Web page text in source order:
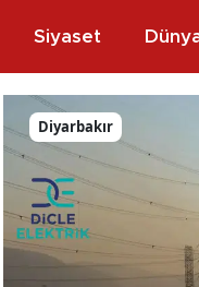
Siyaset
Diyarbakır